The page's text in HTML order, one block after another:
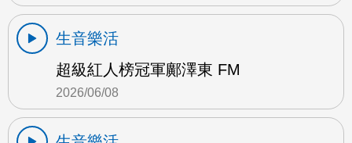
生音樂活
超級紅人榜冠軍鄺澤東 FM
2026/06/08